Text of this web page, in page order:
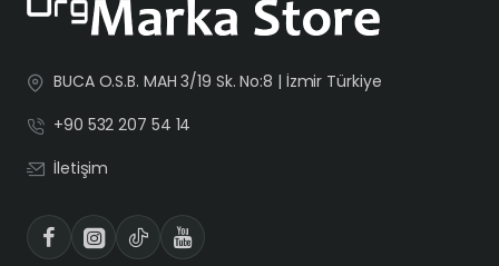
BUCA O.S.B. MAH 3/19 Sk. No:8 | İzmir Türkiye
+90 532 207 54 14
İletişim